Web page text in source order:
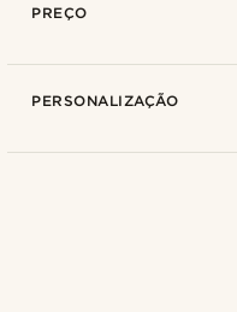
PREÇO
PERSONALIZAÇÃO